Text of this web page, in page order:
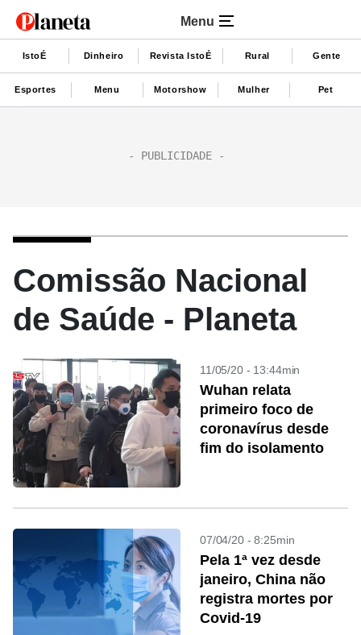
Menu
IstoÉ Dinheiro Revista IstoÉ Rural Gente
Esportes Menu Motorshow Mulher Pet
Comissão Nacional
de Saúde - Planeta
11/05/20 - 13:44min
Wuhan relata
primeiro foco de
coronavírus desde
fim do isolamento
07/04/20 - 8:25min
Pela 1ª vez desde
janeiro, China não
registra mortes por
Covid-19